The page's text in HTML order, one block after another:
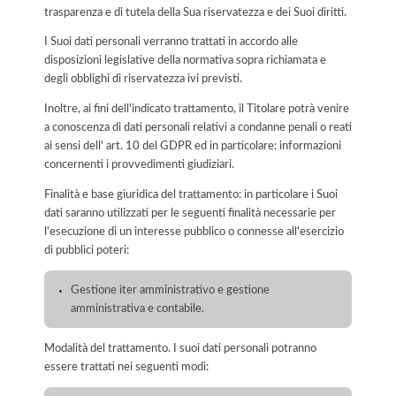
trasparenza e di tutela della Sua riservatezza e dei Suoi diritti.
I Suoi dati personali verranno trattati in accordo alle
disposizioni legislative della normativa sopra richiamata e
degli obblighi di riservatezza ivi previsti.
Inoltre, ai fini dell'indicato trattamento, il Titolare potrà venire
a conoscenza di dati personali relativi a condanne penali o reati
ai sensi dell' art. 10 del GDPR ed in particolare: informazioni
concernenti i provvedimenti giudiziari.
Finalità e base giuridica del trattamento: in particolare i Suoi
dati saranno utilizzati per le seguenti finalità necessarie per
l'esecuzione di un interesse pubblico o connesse all'esercizio
di pubblici poteri:
Gestione iter amministrativo e gestione
amministrativa e contabile.
Modalità del trattamento. I suoi dati personali potranno
essere trattati nei seguenti modi: